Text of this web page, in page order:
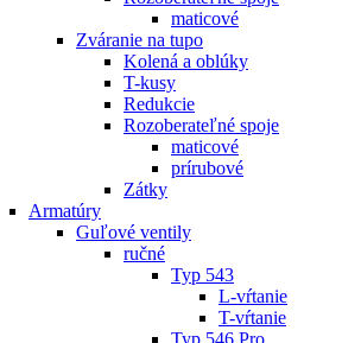
maticové
Zváranie na tupo
Kolená a oblúky
T-kusy
Redukcie
Rozoberateľné spoje
maticové
prírubové
Zátky
Armatúry
Guľové ventily
ručné
Typ 543
L-vŕtanie
T-vŕtanie
Typ 546 Pro